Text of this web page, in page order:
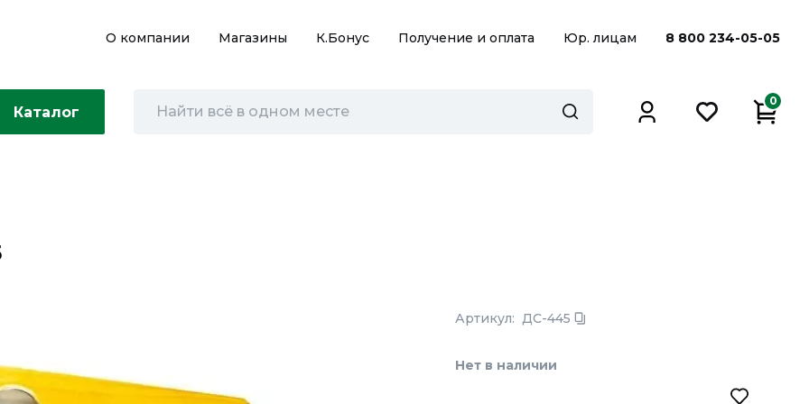
О компании Магазины К.Бонус Получение и оплата Юр. лицам 8 800 234-05-05
Каталог
0
Артикул: ДС-445
Нет в наличии